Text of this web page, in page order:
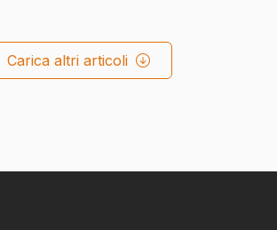
Carica altri articoli